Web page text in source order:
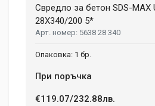
Свредло за бетон SDS-MAX
28X340/200 5*
5638 28 340
1 бр.
При поръчка
€119.07/232.88лв.